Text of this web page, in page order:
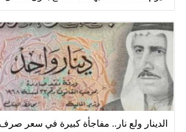
الدينار ولع نار.. مفاجأة كبيرة في سعر صرف